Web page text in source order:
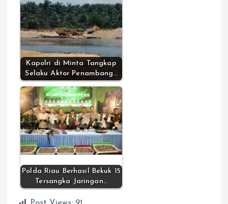
Kapolri di Minta Tangkap
Selaku Aktor Penambang…
Polda Riau Berhasil Bekuk 15
Tersangka Jaringan…